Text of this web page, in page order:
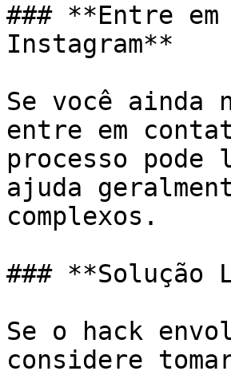
### **Entre
Instagram**
Se você ainda
entre em
processo
ajuda
complexos.
### **Solução
Se o hack
considere